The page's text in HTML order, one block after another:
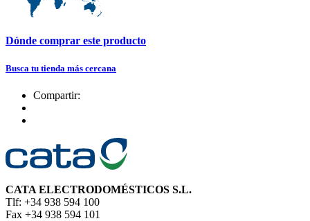
Dónde comprar este producto
Busca tu tienda más cercana
Compartir:
CATA ELECTRODOMÉSTICOS S.L.
Tlf: +34 938 594 100
Fax +34 938 594 101